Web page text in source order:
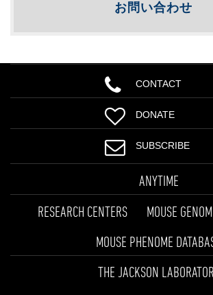
お問い合わせ
CONTACT
DONATE
SUBSCRIBE
ANYTIME
RESEARCH CENTERS
MOUSE
MOUSE PHENOME
THE JACKSON